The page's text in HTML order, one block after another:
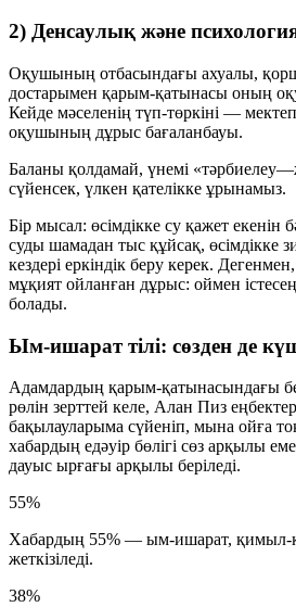
2) Денсаулық және
Оқушының отбасындағы ахуалы,
достарымен қарым-қатынасы оның
Кейде мәселенің түп-төркіні —
оқушының дұрыс бағаланбауы.
Баланы қолдамай, үнемі
сүйенсек, үлкен қателікке ұрынамыз.
Бір мысал: өсімдікке су қажет екенін
суды шамадан тыс құйсақ, өсімдікке
кездері еркіндік беру керек. Дегенмен,
мұқият ойланған дұрыс: оймен
болады.
Ым-ишарат тілі: сөзден де
Адамдардың қарым-қатынасындағы
рөлін зерттей келе, Алан Пиз
бақылауларыма сүйеніп, мына ойға
хабардың едәуір бөлігі сөз арқылы
дауыс ырғағы арқылы беріледі.
55%
Хабардың 55% — ым-ишарат, қимыл-
жеткізіледі.
38%